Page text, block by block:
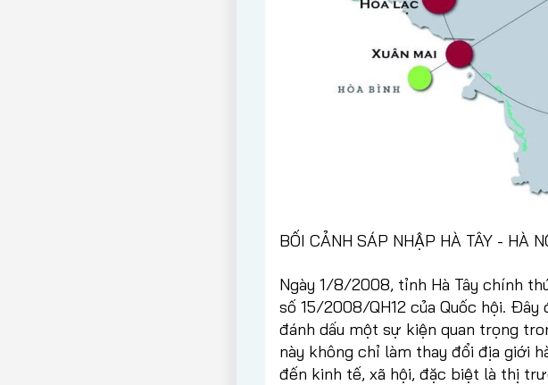
BỐI CẢNH SÁP NHẬP HÀ TÂY - HÀ
Ngày 1/8/2008, tỉnh Hà Tây chính
số 15/2008/QH12 của Quốc hội.
đánh dấu một sự kiện quan trọng
này không chỉ làm thay đổi địa giới
đến kinh tế, xã hội, đặc biệt là thị